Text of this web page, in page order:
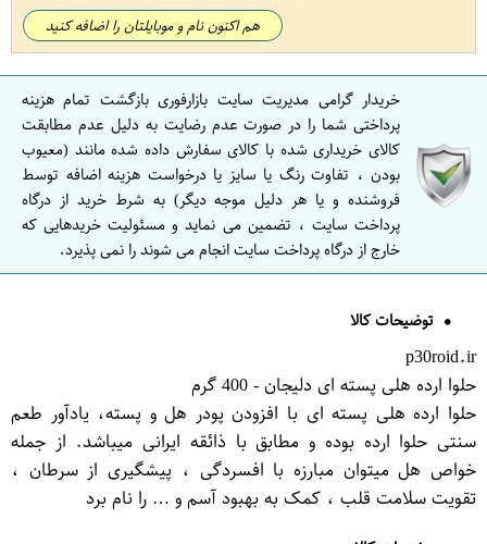
هم اکنون نام و موبایلتان را اضافه کنید
خریدار گرامی مدیریت سایت بازارفوری بازگشت تمام هزینه
پرداختی شما را در صورت عدم رضایت به دلیل عدم مطابقت
کالای خریداری شده با کالای سفارش داده شده مانند (معیوب
بودن ، تفاوت رنگ یا سایز یا درخواست هزینه اضافه توسط
فروشنده و یا هر دلیل موجه دیگر) به شرط خرید از درگاه
پرداخت سایت ، تضمین می نماید و مسئولیت خریدهایی که
خارج از درگاه پرداخت سایت انجام می شوند را نمی پذیرد.
توضیحات کالا
p30roid.ir
حلوا ارده هلی پسته ای دلیجان - 400 گرم
حلوا ارده هلی پسته ای با افزودن پودر هل و پسته، یادآور طعم
سنتی حلوا ارده بوده و مطابق با ذائقه ایرانی میباشد. از جمله
خواص هل میتوان مبارزه با افسردگی ، پیشگیری از سرطان ،
تقویت سلامت قلب ، کمک به بهبود آسم و … را نام برد